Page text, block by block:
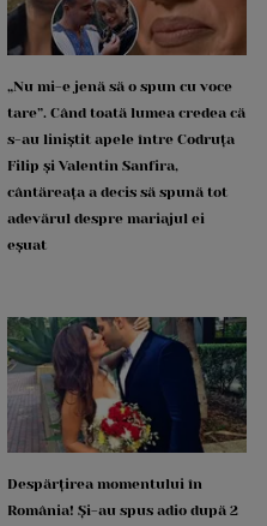
„Nu mi-e jenă să o spun cu voce
tare”. Când toată lumea credea că
s-au liniștit apele între Codruța
Filip și Valentin Sanfira,
cântăreața a decis să spună tot
adevărul despre mariajul ei
eșuat
Despărțirea momentului în
România! Și-au spus adio după 2